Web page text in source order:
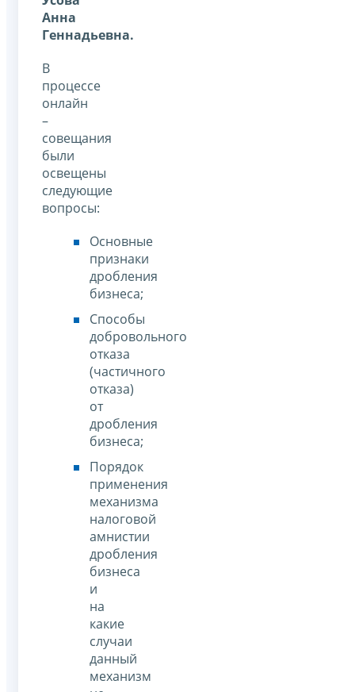
Анна
Геннадьевна.
В
процессе
онлайн
–
совещания
были
освещены
следующие
вопросы:
Основные
признаки
дробления
бизнеса;
Способы
добровольного
отказа
(частичного
отказа)
от
дробления
бизнеса;
Порядок
применения
механизма
налоговой
амнистии
дробления
бизнеса
и
на
какие
случаи
данный
механизм